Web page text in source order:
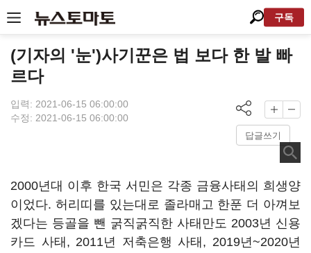
구독
(기자의 '눈')사기꾼은 법 보다 한 발 빠
르다
입력: 2021-06-15 06:00:00
수정: 2021-06-15 06:00:00
답글쓰기
2000년대 이후 한국 서민은 각종 금융사태의 희생양
이었다. 허리띠를 있는대로 졸라매고 한푼 더 아껴보
겠다는 등골을 뺀 굵직굵직한 사태만도 2003년 신용
카드 사태, 2011년 저축은행 사태, 2019년~2020년